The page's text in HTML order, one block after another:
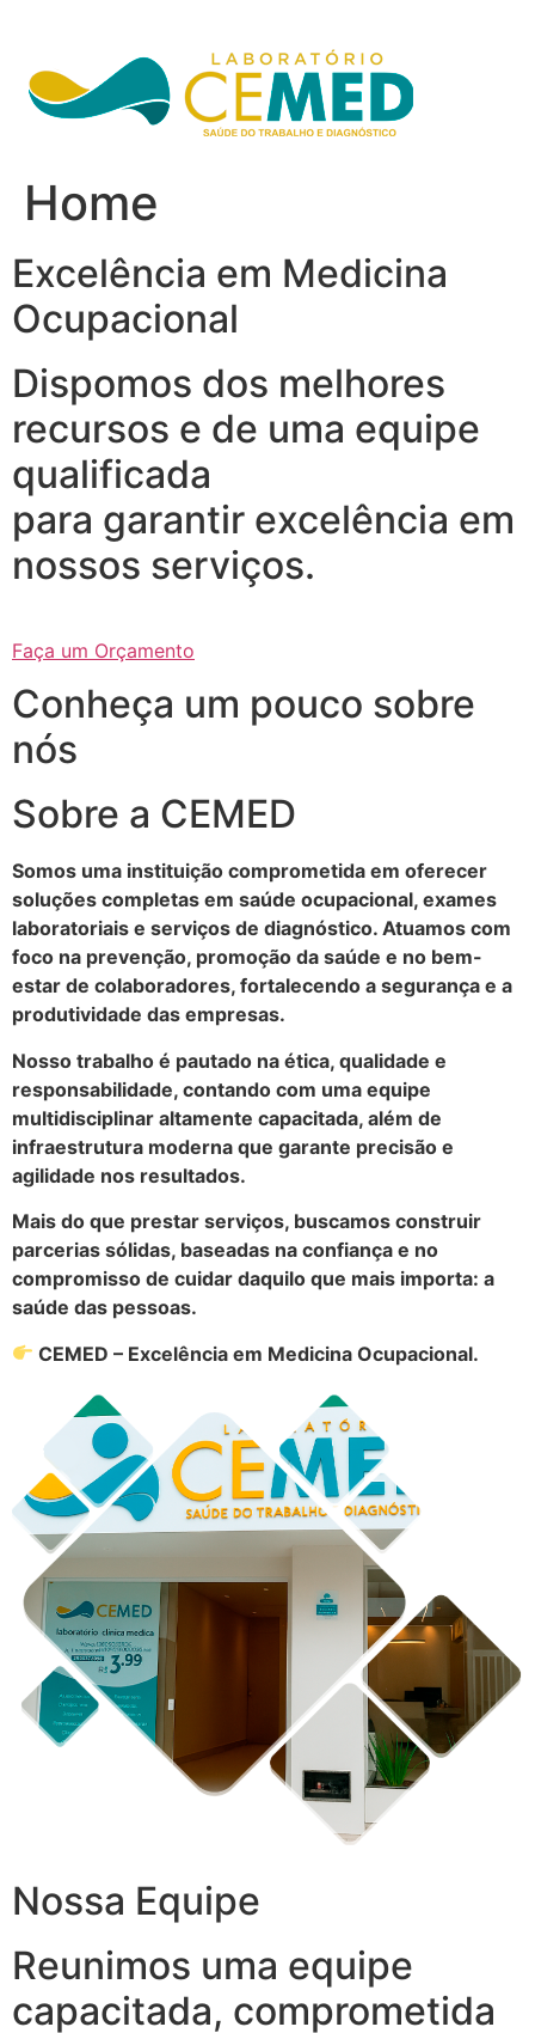
conteúdo
Home
Excelência em Medicina
Ocupacional
Dispomos dos melhores
recursos e de uma equipe
qualificada
para garantir excelência em
nossos serviços.
Faça um Orçamento
Conheça um pouco sobre
nós
Sobre a CEMED
Somos uma instituição comprometida em oferecer
soluções completas em saúde ocupacional, exames
laboratoriais e serviços de diagnóstico. Atuamos com
foco na prevenção, promoção da saúde e no bem-
estar de colaboradores, fortalecendo a segurança e a
produtividade das empresas.
Nosso trabalho é pautado na ética, qualidade e
responsabilidade, contando com uma equipe
multidisciplinar altamente capacitada, além de
infraestrutura moderna que garante precisão e
agilidade nos resultados.
Mais do que prestar serviços, buscamos construir
parcerias sólidas, baseadas na confiança e no
compromisso de cuidar daquilo que mais importa: a
saúde das pessoas.
CEMED – Excelência em Medicina Ocupacional.
Nossa Equipe
Reunimos uma equipe
capacitada, comprometida